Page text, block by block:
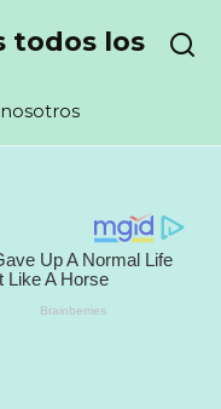
todos los